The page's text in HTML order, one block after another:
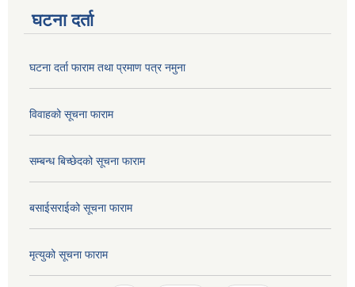
घटना दर्ता
घटना दर्ता फाराम तथा प्रमाण पत्र नमुना
विवाहको सूचना फाराम
सम्बन्ध बिच्छेदको सूचना फाराम
बसाईसराईको सूचना फाराम
मृत्युको सूचना फाराम